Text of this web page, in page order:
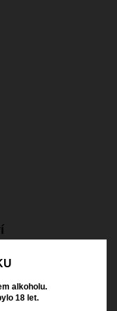
alkoholu.
18 let.